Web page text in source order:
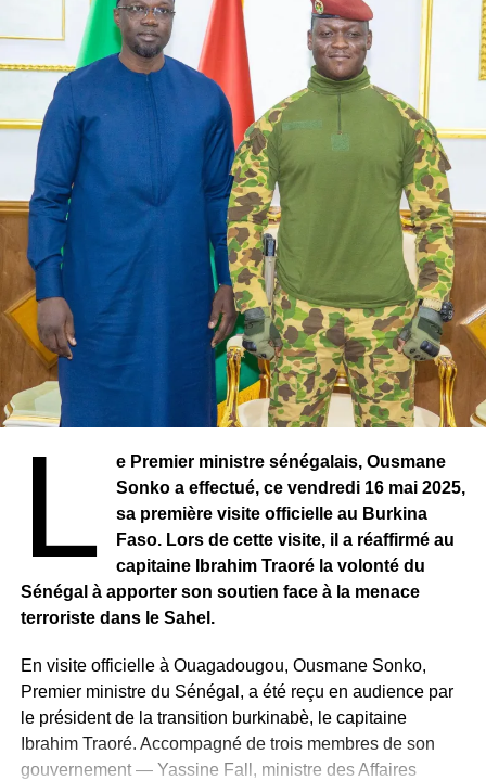
La préservation des libertés fondamentales ;
Un positionnement stratégique dans l’échiquier
politique
Cette annonce intervient alors que le paysage politique
sénégalais reste divisé sur l’opportunité même de ce
dialogue. En acceptant d’y participer tout en cherchant à
en redéfinir le périmètre, la Nouvelle Responsabilité
adopte une posture à la fois constructive et critique qui
pourrait lui permettre de se démarquer.
« Notre participation s’inscrit dans une dynamique de
contribution critique et constructive, dans un contexte
politique, économique et social particulièrement
préoccupant qui nécessite rapidement des mesures
d’apaisement
« , précise le parti, faisant ainsi allusion aux
Une vision républicaine revendiquée
La Nouvelle Responsabilité(NR) rappelle son
attachement à son crédo « JAMM AK NJARIN » (paix et
prospérité partagée) et insiste sur sa conception du
dialogue national comme« un instrument républicain de
pacification, de renforcement de la démocratie et de
L
e Premier ministre sénégalais, Ousmane
Sonko a effectué, ce vendredi 16 mai 2025,
sa première visite officielle au Burkina
Faso. Lors de cette visite, il a réaffirmé au
capitaine Ibrahim Traoré la volonté du
Sénégal à apporter son soutien face à la menace
terroriste dans le Sahel.
En visite officielle à Ouagadougou, Ousmane Sonko,
Premier ministre du Sénégal, a été reçu en audience par
le président de la transition burkinabè, le capitaine
Ibrahim Traoré. Accompagné de trois membres de son
gouvernement — Yassine Fall, ministre des Affaires